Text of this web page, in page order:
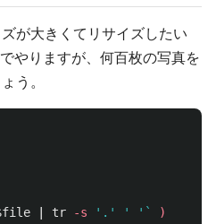
が大きくてリサイズしたい
やりますが、何百枚の写真を
う。
tr -s '.' ' ' `
)